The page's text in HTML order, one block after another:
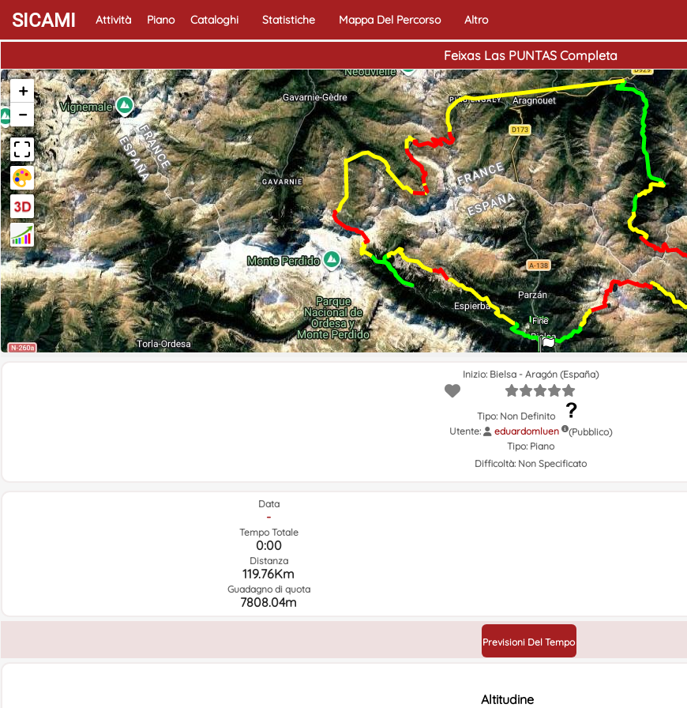
SICAMI Attività Piano Cataloghi Statistiche Mappa Del Percorso Altro
Feixas Las PUNTAS Completa
Inizio
Fine
+
−
Inizio: Bielsa - Aragón (España)
Tipo: Non Definito
Utente:
eduardomluen
(Pubblico)
Tipo: Piano
Difficoltà: Non Specificato
Data
-
Tempo Totale
0:00
Distanza
119.76Km
Guadagno di quota
7808.04m
Previsioni Del Tempo
Altitudine